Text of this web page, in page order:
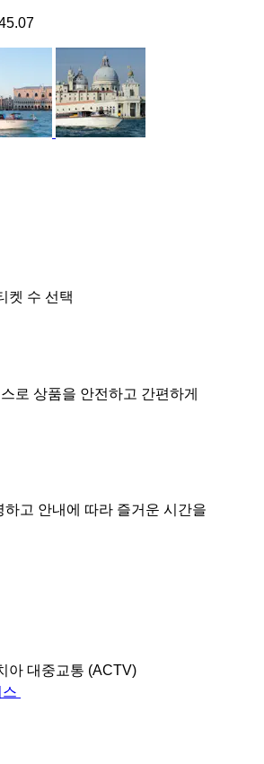
켓 수 선택
로 상품을 안전하고 간편하게
고 안내에 따라 즐거운 시간을
아 대중교통 (ACTV)